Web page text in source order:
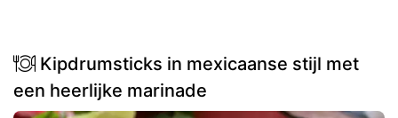
Kipdrumsticks in mexicaanse stijl met
een heerlijke marinade